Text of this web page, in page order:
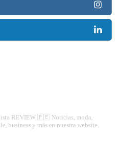
REVIEW 🇵🇪 Noticias, moda,
business y más en nuestra website.